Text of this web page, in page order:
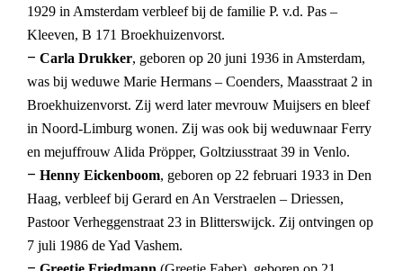
1929 in Amsterdam verbleef bij de familie P. v.d. Pas –
Kleeven, B 171 Broekhuizenvorst.
– Carla Drukker, geboren op 20 juni 1936 in Amsterdam,
was bij weduwe Marie Hermans – Coenders, Maasstraat 2 in
Broekhuizenvorst. Zij werd later mevrouw Muijsers en bleef
in Noord-Limburg wonen. Zij was ook bij weduwnaar Ferry
en mejuffrouw Alida Pröpper, Goltziusstraat 39 in Venlo.
– Henny Eickenboom, geboren op 22 februari 1933 in Den
Haag, verbleef bij Gerard en An Verstraelen – Driessen,
Pastoor Verheggenstraat 23 in Blitterswijck. Zij ontvingen op
7 juli 1986 de Yad Vashem.